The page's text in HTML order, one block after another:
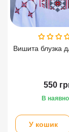
Вишита блузка
550
В
У кошик